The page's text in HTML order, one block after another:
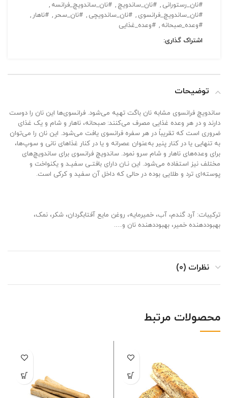
#نان_رستورانی , #نان_ساندویچ , #نان_ساندویچ_فرانسه ,
#نان_ساندویچ_فرانسوی , #نان_ساندویچی , #نان_سحر , #ناهار ,
#وعده_صبحانه , #وعده_غذایی
اشتراک گذاری:
توضیحات
ساندویچ فرانسوی مشابه نان باگت تهیه می‌شود. فرانسوی‌ها این نان را دوست
دارند و در هر وعده غذایی مصرف می‌کنند: صبحانه، ناهار و شام و یک غذای
ضروری است که تقریباً در هر سفره فرانسوی یافت می‌شود. این نان را می‌توان
به تنهایی یا در کنار پنیر به‌عنوان عصرانه و یا در کنار غذاهای نانی و سوپ‌ها،
برای وعده‌های ناهار و شام سرو نمود. ساندویچ فرانسوی برای ساندویچ‌های
مختلف نیز استفاده می‌شود. این نـان دارای بافتـی سفیـد و یکنواخت و
پوسته‌ای ترد و طلایی بوده در حالی که داخل آن سفید و کرکی است.
ترکیبات: آرد گندم، آب، خمیرمایه، روغن مایع آفتابگردان، شکر، نمک،
بهبوددهنده خمیر، بهبوددهنده نان و….
نظرات (0)
محصولات مرتبط